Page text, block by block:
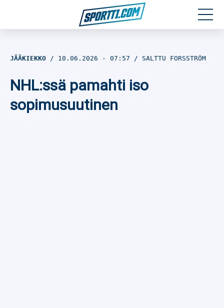
Jalkapallo
JÄÄKIEKKO 10.06.2026 - 07:57 SALTTU FORSSTRÖM
NHL:ssä pamahti iso
sopimusuutinen